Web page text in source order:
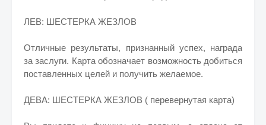
ЛЕВ: ШЕСТЕРКА ЖЕЗЛОВ
Отличные результаты, признанный успех, награда
за заслуги. Карта обозначает возможность добиться
поставленных целей и получить желаемое.
ДЕВА: ШЕСТЕРКА ЖЕЗЛОВ ( перевернутая карта)